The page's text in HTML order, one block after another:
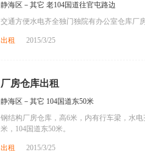
静海区－其它 老104国道往官屯路边
交通方便水电齐全独门独院有办公室仓库厂
出租 2015/3/25
厂房仓库出租
静海区－其它 104国道东50米
钢结构厂房仓库，高6米，内有行车梁，水
米，104国道东50米。
出租 2015/3/25